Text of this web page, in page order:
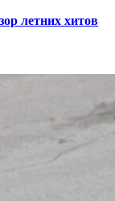
летних хитов